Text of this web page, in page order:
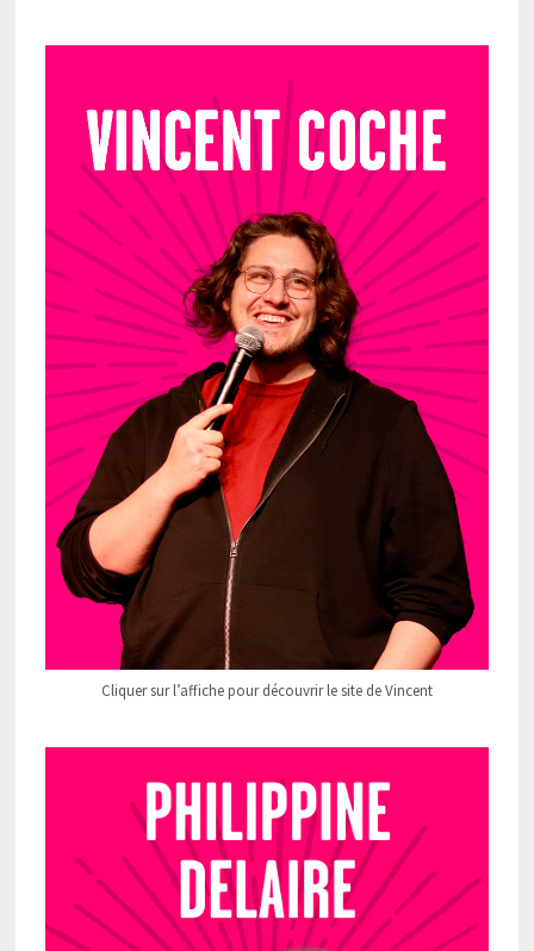
Cliquer sur l’affiche pour découvrir le site de Vincent